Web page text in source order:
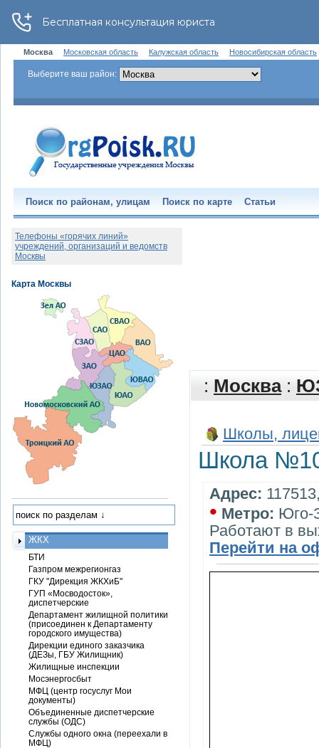
Москва Московская область Калужская область Новосибирская область
Выберите ваш район:
Поиск по районам, улицам Поиск по карте Статьи
: Москва:
Школы,
Школа
Адрес:
• Метро: Юго-
Работают в
Перейти на
Телефоны «горячих линий»
учреждений, организаций и ведомств
Москвы
ЖКХ
БТИ
Газпром межрегионгаз
ГКУ "Дирекция ЖКХиБ"
ГУП «Мосводосток»,
диспетчерские
Департамент жилищной политики
(присоединен к Департаменту
городского имущества)
Дирекции единого заказчика
(ДЕЗы, ГБУ Жилищник)
Жилищные инспекции
Мосэнергосбыт
МФЦ (центр госуслуг Мои
документы)
Объединенные диспетчерские
службы (ОДС)
Службы одного окна (переехали в
МФЦ)